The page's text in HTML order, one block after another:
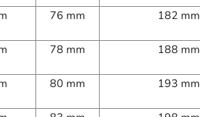
76 mm 182 mm
78 mm 188 mm
80 mm 193 mm